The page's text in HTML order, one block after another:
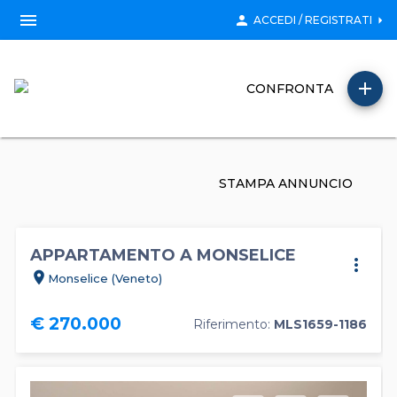
menu person ACCEDI / REGISTRATI arrow_right
CONFRONTA add
STAMPA ANNUNCIO
APPARTAMENTO A MONSELICE
location_on Monselice (Veneto)
€ 270.000 Riferimento: MLS1659-1186
more_vert